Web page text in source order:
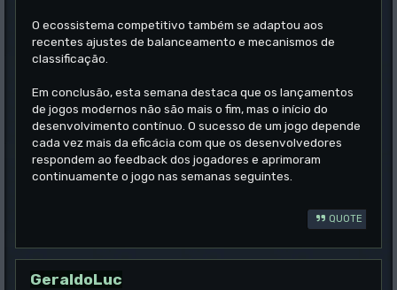
O ecossistema competitivo também se adaptou aos
recentes ajustes de balanceamento e mecanismos de
classificação.
Em conclusão, esta semana destaca que os lançamentos
de jogos modernos não são mais o fim, mas o início do
desenvolvimento contínuo. O sucesso de um jogo depende
cada vez mais da eficácia com que os desenvolvedores
respondem ao feedback dos jogadores e aprimoram
continuamente o jogo nas semanas seguintes.
QUOTE
GeraldoLuc